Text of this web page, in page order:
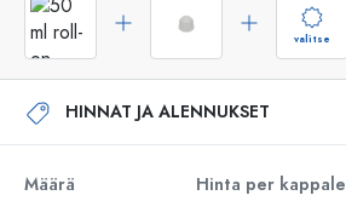
valitse
HINNAT JA ALENNUKSET
Määrä Hinta per kappale